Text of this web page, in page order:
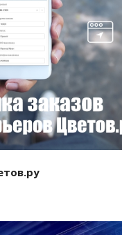
Смотреть проект